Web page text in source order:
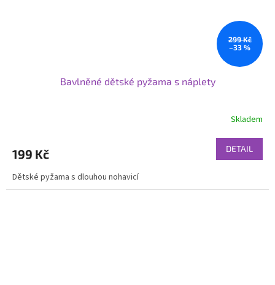
299 Kč
–33 %
Bavlněné dětské pyžama s náplety
Skladem
199 Kč DETAIL
Dětské pyžama s dlouhou nohavicí